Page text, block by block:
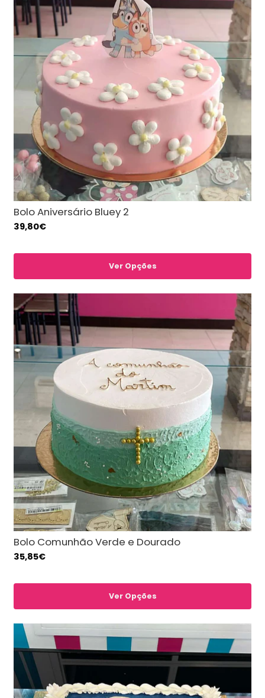
Bolo Aniversário Bluey 2
39,80€
Ver Opções
Bolo Comunhão Verde e Dourado
35,85€
Ver Opções